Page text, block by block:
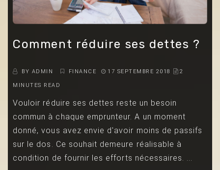
Comment réduire ses dettes ?
BY ADMIN FINANCE 17 SEPTEMBRE 2018 2
MINUTES READ
Vouloir réduire ses dettes reste un besoin
commun à chaque emprunteur. A un moment
donné, vous avez envie d'avoir moins de passifs
sur le dos. Ce souhait demeure réalisable à
condition de fournir les efforts nécessaires. ...